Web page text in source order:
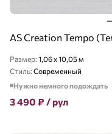
AS Creation Tempo
Размер: 1,06 x 10,05 м
Стиль: Современный
Нужно немного подождать
3 490 ₽ / рул